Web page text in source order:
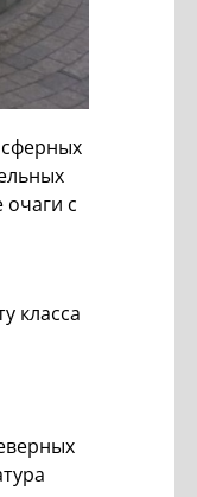
с
класса